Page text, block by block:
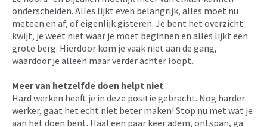
onderscheiden. Alles lijkt even belangrijk, alles moet nu
meteen en af, of eigenlijk gisteren. Je bent het overzicht
kwijt, je weet niet waar je moet beginnen en alles lijkt een
grote berg. Hierdoor kom je vaak niet aan de gang,
waardoor je alleen maar verder achter loopt.
Meer van hetzelfde doen helpt niet
Hard werken heeft je in deze positie gebracht. Nog harder
werker, gaat het echt niet beter maken! Stop nu met wat je
aan het doen bent. Haal een paar keer adem, ontspan, ga